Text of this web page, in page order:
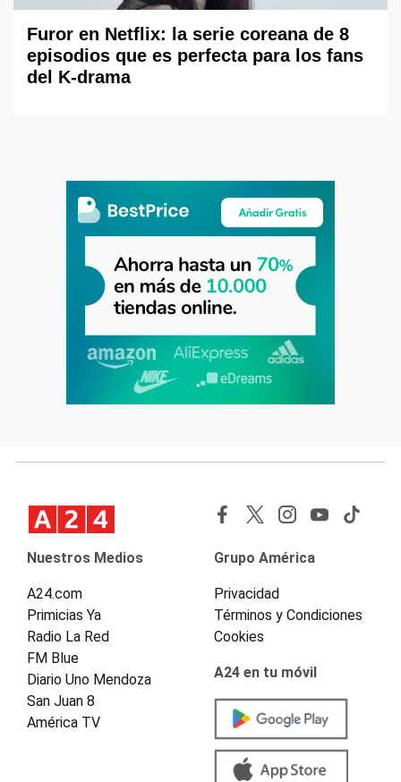
Furor en Netflix: la serie coreana de 8
episodios que es perfecta para los fans
del K-drama
Nuestros Medios
A24.com
Primicias Ya
Radio La Red
FM Blue
Diario Uno Mendoza
San Juan 8
América TV
Grupo América
Privacidad
Términos y Condiciones
Cookies
A24 en tu móvil